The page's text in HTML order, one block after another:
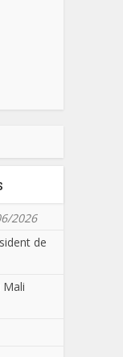
2026
de
Mali